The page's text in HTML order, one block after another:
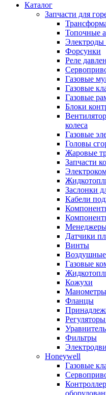
Каталог
Запчасти для
Топочные
Электроды
Форсунки
Реле
Газовые
Газовые
Газовые
Блоки
колеса
Газовые
Головы
Жаровые
Запчасти
Заслонки
Кабели
Датчики
Винты
Воздушные
Газовые
Кожухи
Манометры
Фланцы
Фильтры
Honeywell
Газовые